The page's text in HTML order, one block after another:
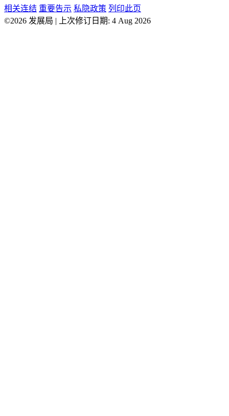
相关连结 重要告示 私隐政策 列印此页
©2026 发展局 | 上次修订日期: 4 Aug 2026